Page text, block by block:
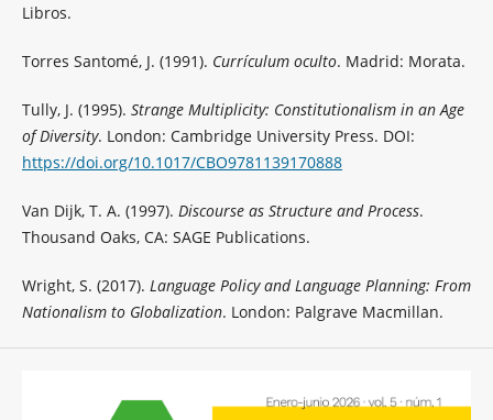
Libros.
Torres Santomé, J. (1991). Currículum oculto. Madrid: Morata.
Tully, J. (1995). Strange Multiplicity: Constitutionalism in an Age
of Diversity. London: Cambridge University Press. DOI:
https://doi.org/10.1017/CBO9781139170888
Van Dijk, T. A. (1997). Discourse as Structure and Process.
Thousand Oaks, CA: SAGE Publications.
Wright, S. (2017). Language Policy and Language Planning: From
Nationalism to Globalization. London: Palgrave Macmillan.